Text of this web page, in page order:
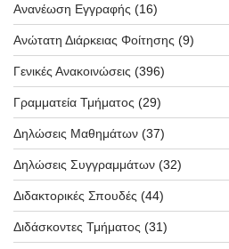
Ανανέωση Εγγραφής (16)
Ανώτατη Διάρκειας Φοίτησης (9)
Γενικές Ανακοινώσεις (396)
Γραμματεία Τμήματος (29)
Δηλώσεις Μαθημάτων (37)
Δηλώσεις Συγγραμμάτων (32)
Διδακτορικές Σπουδές (44)
Διδάσκοντες Τμήματος (31)